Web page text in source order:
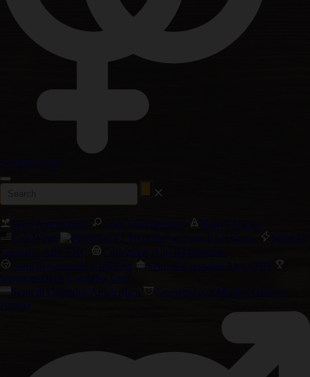
Semi Regolari
Semi Autofiorenti Semi Femminizzati
Nuove Uscite
Cali Weed
Precision F1 Hybrids
Semi Di
Cannabis Alto THC
Collezione Alto Rendimento
Semi di Cannabis Chill Out
Semi di Cannabis Alto CBD
Vincitori Della Cannabis Cup
Semi di Cannabis Amsterdam
Cannabis con Miglior Gusto e
Aroma